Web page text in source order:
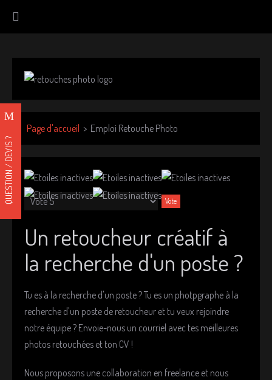
Page d'accueil Emploi Retouche Photo
V
z
t
e
Un retoucheur créatif à
la recherche d'un poste ?
Tu es à la recherche d'un poste ? Tu es un photpgraphe à la
recherche d'un poste de retoucheur et tu veux rejoindre
notre équipe ? Envoie-nous un courriel avec tes meilleures
photos retouchées et ton CV !
Nous proposons une collaboration en freelance et nous
QUESTION / DEVIS ?